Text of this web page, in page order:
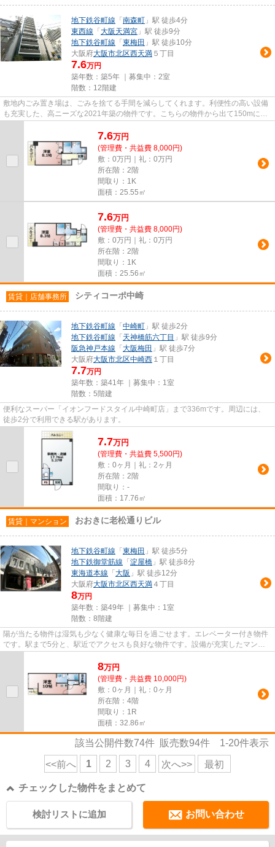
地下鉄谷町線 「 南森町 」駅 徒歩4分
東西線 「 大阪天満宮 」駅 徒歩9分
地下鉄谷町線 「 東梅田 」駅 徒歩10分
大阪府大阪市北区西天満 ５丁目
7.6万円
築年数：築5年 ｜募集中： 2室
階数：12階建
敷地内ごみ置き場は、ごみを捨てる手間を減らしてくれます。利便性の高い設備
も充実した、高ニーズな2021年築の物件です。こちらの物件から出て150mに駐
7.6万円
(管理費・共益費 8,000円)
敷：0万円｜礼：0万円
所在階：2階
間取り：1K
面積：25.55㎡
7.6万円
(管理費・共益費 8,000円)
敷：0万円｜礼：0万円
所在階：2階
間取り：1K
面積：25.56㎡
賃貸｜店舗事務所 シティコーポ中崎
地下鉄谷町線 「 中崎町 」駅 徒歩2分
地下鉄谷町線 「 天神橋筋六丁目 」駅 徒歩9分
阪急神戸本線 「 大阪梅田 」駅 徒歩7分
大阪府大阪市北区中崎西 １丁目
7.7万円
築年数：築41年 ｜募集中： 1室
階数：5階建
便利なスーパー「イオンフードスタイル中崎町店」まで336mです。周辺には、
徒歩2分で利用できる駅があります。
7.7万円
(管理費・共益費 5,500円)
敷：0ヶ月｜礼：2ヶ月
所在階：2階
間取り：-
面積：17.76㎡
賃貸｜マンション おおきに老松通りビル
地下鉄谷町線 「 東梅田 」駅 徒歩5分
地下鉄御堂筋線 「 淀屋橋 」駅 徒歩8分
東海道本線 「 大阪 」駅 徒歩12分
大阪府大阪市北区西天満 ４丁目
8万円
築年数：築49年 ｜募集中： 1室
階数：8階建
陽が当たる物件は湿気も少なく健康な毎日を過ごせます。エレベーター付き物件
です。駅まで5分と、駅近でアクセスも良好な物件です。設備が充実したマンシ
8万円
(管理費・共益費 10,000円)
敷：0ヶ月｜礼：0ヶ月
所在階：4階
間取り：1R
面積：32.86㎡
該当公開件数74件 販売数94件 1-20件表示
<<前へ 1 2 3 4 次へ>> 最初
チェックした物件をまとめて
お問い合わせ
検討リストに追加